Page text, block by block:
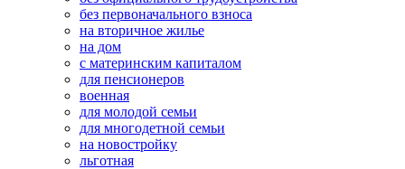
без первоначального взноса
на вторичное жилье
на дом
с материнским капиталом
для пенсионеров
военная
для молодой семьи
для многодетной семьи
на новостройку
льготная